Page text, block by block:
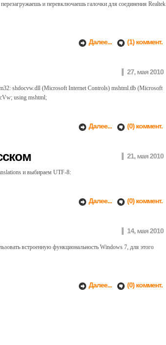
и перевключаешь галочки для соединения Realtek
Далее... (1) коммент.
27, мая 2010
shdocvw.dll (Microsoft Internet Controls) mshtml.tlb (Microsoft
using mshtml;
Далее... (0) коммент.
21, мая 2010
и выбираем UTF-8:
Далее... (0) коммент.
14, мая 2010
встроенную функциональность Windows 7, для этого
Далее... (0) коммент.